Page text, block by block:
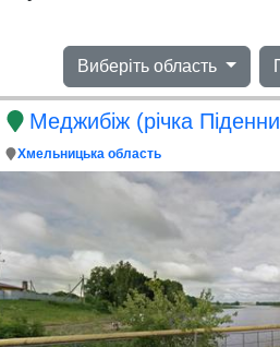
Виберіть область
Меджибіж (річка
Хмельницька область